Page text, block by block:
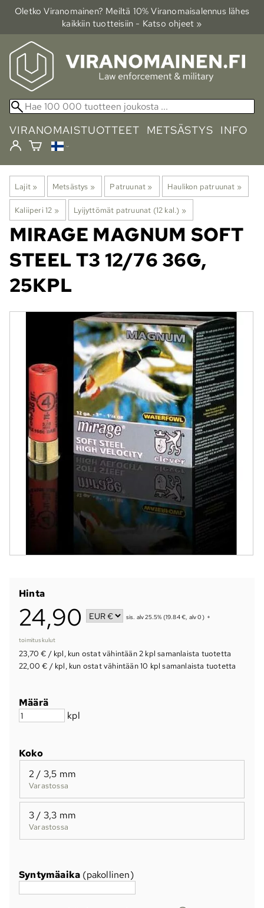
Oletko Viranomainen? Meiltä 10% Viranomais­alennus lähes
kaikkiin tuotteisiin - Katso ohjeet »
VIRANOMAISTUOTTEET METSÄSTYS INFO
Lajit ‪» Metsästys ‪» Patruunat ‪» Haulikon patruunat ‪»
Kaliiperi 12 ‪» Lyijyttömät patruunat (12 kal.) ‪»
MIRAGE MAGNUM SOFT
STEEL T3 12/76 36G,
25KPL
Hinta
24,90 sis. alv 25.5% (19.84 €, alv 0) +
toimituskulut
23,70 € / kpl,kun ostat vähintään 2 kpl samanlaista tuotetta
22,00 € / kpl,kun ostat vähintään 10 kpl samanlaista tuotetta
Määrä
kpl
Koko
2 / 3,5 mm
Varastossa
3 / 3,3 mm
Varastossa
Syntymäaika (pakollinen)